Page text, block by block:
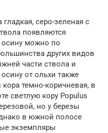
серо-зеленая с
появляются
осину можно по
других видов
части ствола и
от ольхи также
темно-коричневая, в
светлую кору Populus
но у березы
в южной полосе
экземпляры